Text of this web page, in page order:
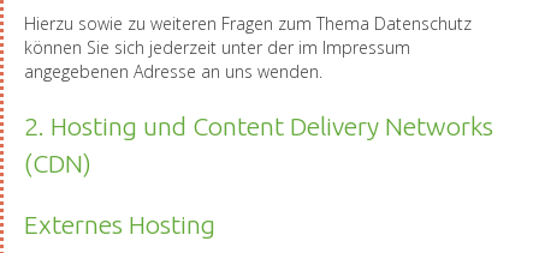
Hierzu sowie zu weiteren Fragen zum Thema Datenschutz
können Sie sich jederzeit unter der im Impressum
angegebenen Adresse an uns wenden.
2. Hosting und Content Delivery Networks
(CDN)
Externes Hosting